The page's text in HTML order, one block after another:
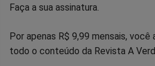
Faça a sua assinatura.
Por apenas R$ 9,99 mensais, você
todo o conteúdo da Revista A